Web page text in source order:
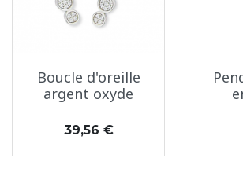
Boucle d'oreille
argent oxyde
Prix
39,56 €